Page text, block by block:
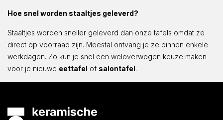
Hoe snel worden staaltjes geleverd?
Staaltjes worden sneller geleverd dan onze tafels omdat ze
direct op voorraad zijn. Meestal ontvang je ze binnen enkele
werkdagen. Zo kun je snel een weloverwogen keuze maken
voor je nieuwe eettafel of salontafel.